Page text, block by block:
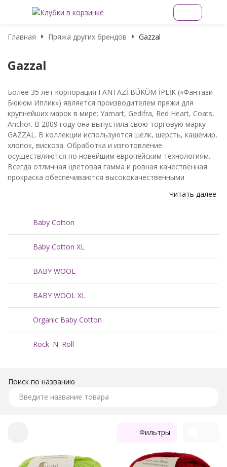
Главная Пряжа других брендов Gazzal
Gazzal
Более 35 лет корпорация FANTAZİ BÜKÜM İPLİK («Фантази
Бюкюм Иплик») является производителем пряжи для
крупнейших марок в мире: Yarnart, Gedifra, Red Heart, Coats,
Anchor. В 2009 году она выпустила свою торговую марку
GAZZAL. В коллекции используются шелк, шерсть, кашемир,
хлопок, вискоза. Обработка и изготовление
осуществляются по новейшим европейским технологиям.
Всегда отличная цветовая гамма и ровная качественная
прокраска обеспечиваются высококачественными
прочность и способствует долгой носке готовых изделий.
Она великолепно подходит как для машинного, так и для
ручного вязания, полотно получается гладким и ровным.
Читать далее
Baby Cotton
Baby Cotton XL
BABY WOOL
BABY WOOL XL
Organic Baby Cotton
Rock 'N' Roll
Поиск по названию
Фильтры